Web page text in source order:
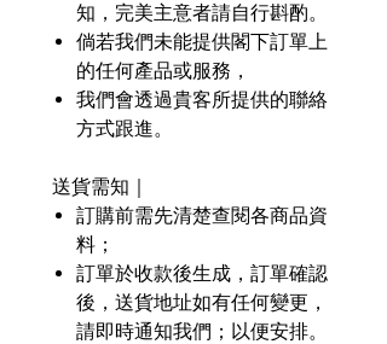
知，完美主意者請自行斟酌。
倘若我們未能提供閣下訂單上
的任何產品或服務，
我們會透過貴客所提供的聯絡
方式跟進。
送貨需知｜
訂購前需先清楚查閱各商品資
料；
訂單於收款後生成，訂單確認
後，送貨地址如有任何變更，
請即時通知我們；以便安排。